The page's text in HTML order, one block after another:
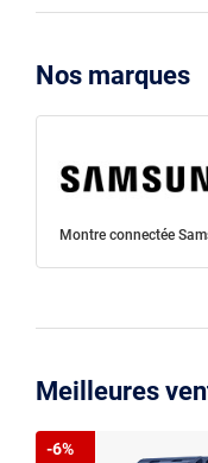
Nos marques
Montre connectée
Meilleures
-6%